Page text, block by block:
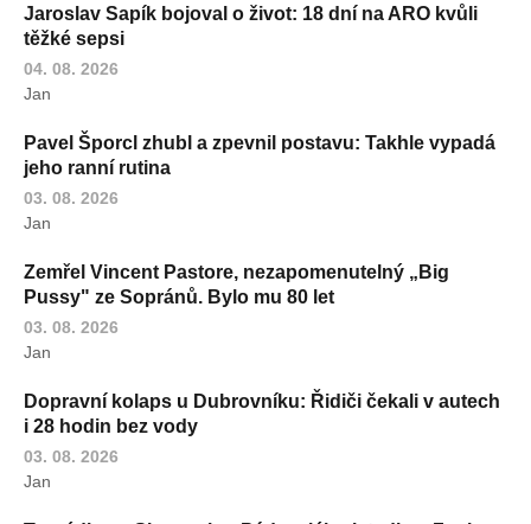
Jaroslav Sapík bojoval o život: 18 dní na ARO kvůli
těžké sepsi
04. 08. 2026
Jan
Pavel Šporcl zhubl a zpevnil postavu: Takhle vypadá
jeho ranní rutina
03. 08. 2026
Jan
Zemřel Vincent Pastore, nezapomenutelný „Big
Pussy" ze Sopránů. Bylo mu 80 let
03. 08. 2026
Jan
Dopravní kolaps u Dubrovníku: Řidiči čekali v autech
i 28 hodin bez vody
03. 08. 2026
Jan